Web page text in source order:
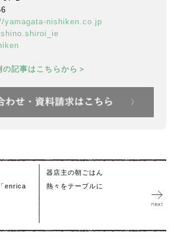
yamagata-nishiken.co.jp
記事はこちらから＞
enrica
器店主の朝ごはん
熱々をテーブルに